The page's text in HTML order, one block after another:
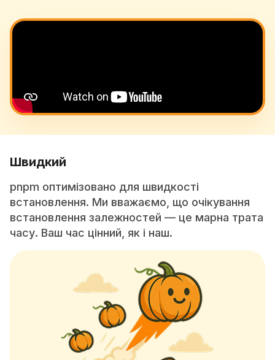
Швидкий
pnpm оптимізовано для швидкості
встановлення. Ми вважаємо, що очікування
встановлення залежностей — це марна трата
часу. Ваш час цінний, як і наш.